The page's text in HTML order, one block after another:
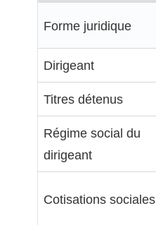
Forme juridique
Dirigeant
Titres détenus
Régime social du
dirigeant
Cotisations sociales